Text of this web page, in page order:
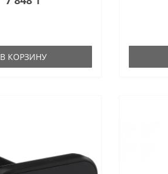
В КОРЗИНУ